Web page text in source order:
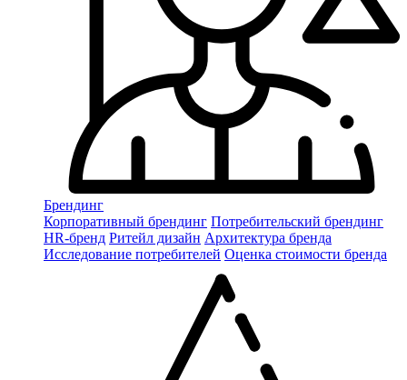
Брендинг
Корпоративный брендинг Потребительский брендинг
НR-бренд Ритейл дизайн Архитектура бренда
Исследование потребителей Оценка стоимости бренда